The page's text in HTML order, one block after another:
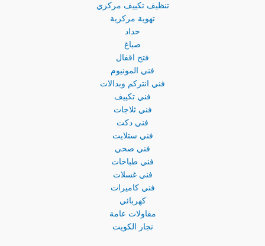
تنظيف تكييف مركزي
تهوية مركزية
حداد
صباغ
فتح اقفال
فني المونيوم
فني انتركم وبدالات
فني تكييف
فني ثلاجات
فني دكت
فني ستلايت
فني صحي
فني طباخات
فني غسلات
فني كاميرات
كهربائي
مقاولات عامة
نجار الكويت